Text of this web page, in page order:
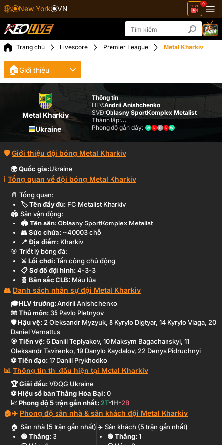
New York VN
9
Trang chủ Livescore Premier League Metal Kharkiv
🏠Giới thiệu
Metal Kharkiv
Ukraine
Thông tin
HLV:Andrii Anishchenko
SVĐ:Oblasny SportKomplex Metalist
Thành lập:...
Phong độ gần đây:
Giới thiệu đội bóng Metal Kharkiv
🌍 Quốc gia:Ukraine
Tổng quan về đội bóng Metal Kharkiv
Tổng quan:
🏷️ Tên đầy đủ: FC Metalist Kharkiv
Sân vận động:
🏟️ Tên sân:Oblasny SportKomplex Metalist
👥 Sức chứa: ~40003chỗ
📍 Địa điểm: Kharkiv
Triết lý bóng đá:
⚔️ Lối chơi:Tấn công chủ động
📋 Sơ đồ đội hình:4-3-3
🧬 Bản sắc CLB: Máu lửa
Danh sách nhân sự đội Metal Kharkiv
🎓HLV trưởng:Andrii Anishchenko
🧤 Thủ môn: 35 Pavlo Pletnyov
🛡️ Hậu vệ: 2 Oleksandr Myzyuk, 8 Kyrylo Digtyar, 14 Kyrylo Vlaga, 20
Daniel Vernattus
🎯 Tiền vệ:6 Daniil Teplyakov, 10 Maksym Bagachanskyi, 11
Oleksandr Tsvirenko, 19 Danylo Kaydalov, 22 Denys Pidruchnyi
⚽ Tiền đạo:17 Daniil Prykhodko
Thông tin thi đấu hiện tại Metal Kharkiv
🏆 Giải đấu:VĐQG Ukraine
⚽ Hiệu số bàn Thắng Hòa Bại:0
📈 Phong độ 5 trận gần nhất: 2T-1H-2B
Phong độ sân nhà & sân khách đội Metal Kharkiv
Sân nhà (5 trận gần nhất)
🟢 Thắng: 3
Sân khách (5 trận gần nhất)
🟢 Thắng:1